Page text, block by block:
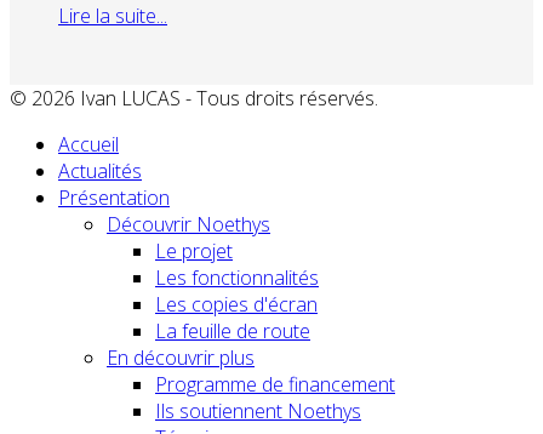
Lire la suite...
© 2026 Ivan LUCAS - Tous droits réservés.
Accueil
Actualités
Présentation
Découvrir Noethys
Le projet
Les fonctionnalités
Les copies d'écran
La feuille de route
En découvrir plus
Programme de financement
Ils soutiennent Noethys